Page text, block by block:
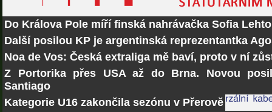
Do Králova Pole míří finská nahrávačka Sofia Lehto
Další posilou KP je argentinská reprezentantka
Noa de Vos: Česká extraliga mě baví, proto v ní
Z Portorika přes USA až do Brna. Novou
Santiago
Kategorie U16 zakončila sezónu v Přerově